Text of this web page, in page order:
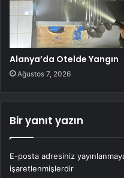
Alanya’da Otelde Yangın
Ağustos 7, 2026
Bir yanıt yazın
E-posta adresiniz
işaretlenmişlerdir